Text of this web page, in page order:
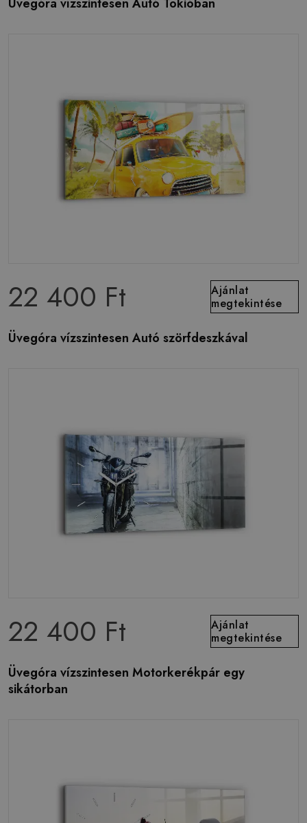
22 400 Ft
Ajánlat
megtekintése
Üvegóra vízszintesen Autó szörfdeszkával
22 400 Ft
Ajánlat
megtekintése
Üvegóra vízszintesen Motorkerékpár egy
sikátorban